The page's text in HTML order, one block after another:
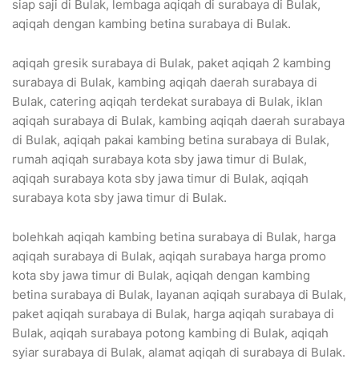
siap saji di Bulak, lembaga aqiqah di surabaya di Bulak,
aqiqah dengan kambing betina surabaya di Bulak.
aqiqah gresik surabaya di Bulak, paket aqiqah 2 kambing
surabaya di Bulak, kambing aqiqah daerah surabaya di
Bulak, catering aqiqah terdekat surabaya di Bulak, iklan
aqiqah surabaya di Bulak, kambing aqiqah daerah surabaya
di Bulak, aqiqah pakai kambing betina surabaya di Bulak,
rumah aqiqah surabaya kota sby jawa timur di Bulak,
aqiqah surabaya kota sby jawa timur di Bulak, aqiqah
surabaya kota sby jawa timur di Bulak.
bolehkah aqiqah kambing betina surabaya di Bulak, harga
aqiqah surabaya di Bulak, aqiqah surabaya harga promo
kota sby jawa timur di Bulak, aqiqah dengan kambing
betina surabaya di Bulak, layanan aqiqah surabaya di Bulak,
paket aqiqah surabaya di Bulak, harga aqiqah surabaya di
Bulak, aqiqah surabaya potong kambing di Bulak, aqiqah
syiar surabaya di Bulak, alamat aqiqah di surabaya di Bulak.